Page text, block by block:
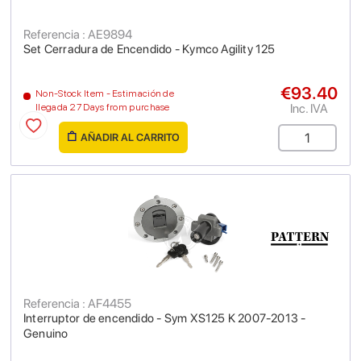
Set Cerradura de Encendido - Kymco Agility 125
Referencia : AE9894
Non-Stock Item - Estimación de
llegada 27 Days from purchase
€93.40
Inc. IVA
AÑADIR AL CARRITO
Interruptor de encendido - Sym XS125 K 2007-2013 -
Genuino
Referencia : AF4455